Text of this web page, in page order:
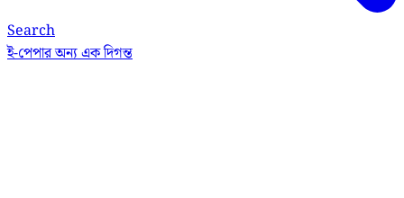
Search
ই-পেপারঅন্য এক দিগন্ত